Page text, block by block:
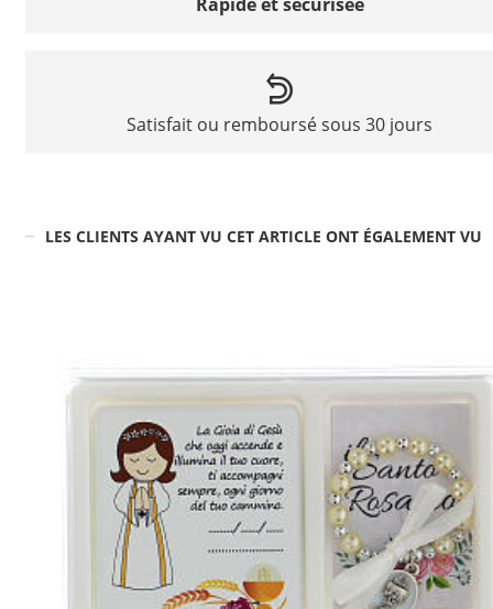
Satisfait ou remboursé sous 30 jours
LES CLIENTS AYANT VU CET ARTICLE ONT ÉGALEMENT VU